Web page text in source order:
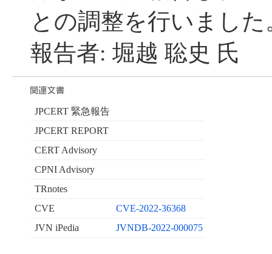
との調整を行いました
報告者: 堀越 聡史 氏
JPCERT 緊急報告
JPCERT REPORT
CERT Advisory
CPNI Advisory
TRnotes
CVE
CVE-2022-36368
JVN iPedia
JVNDB-2022-000075